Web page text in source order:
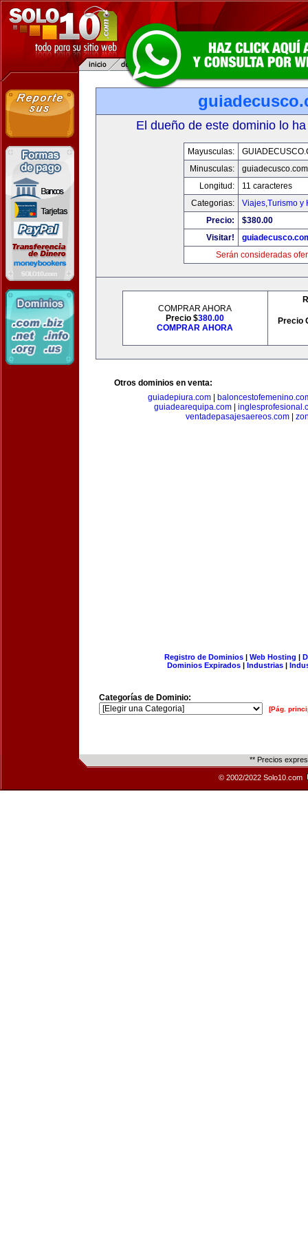
El dueño de este dominio lo
Mayusculas:
Minusculas:
guiadecusco.com
Longitud:
11 caracteres
Categorias:
Viajes,Turismo y
Precio:
$380.00
Visitar!
Serán consideradas
COMPRAR AHORA
Precio $380.00
COMPRAR AHORA
Precio
Otros dominios en venta:
guiadepiura.com|
guiadearequipa.com|
ventadepasajesaereos.com|
Registro de Dominios| Web Hosting |
Dominios Expirados | Industrias |
Categorías de Dominio:
[Pág.
** Precios
© 2002/2022 Solo10.com